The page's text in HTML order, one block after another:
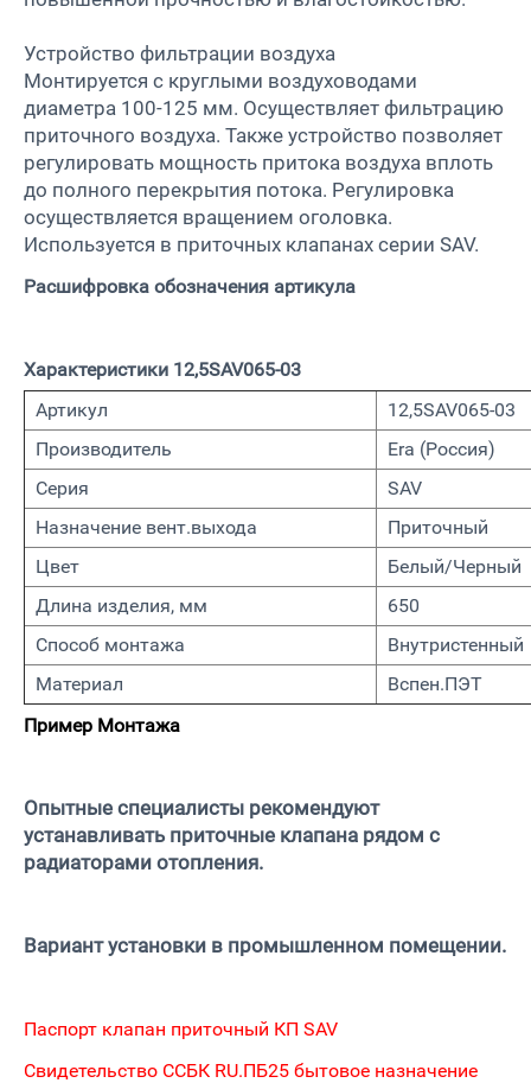
Устройство фильтрации воздуха
Монтируется с круглыми воздуховодами
диаметра 100-125 мм. Осуществляет фильтрацию
приточного воздуха. Также устройство позволяет
регулировать мощность притока воздуха вплоть
до полного перекрытия потока. Регулировка
осуществляется вращением оголовка.
Используется в приточных клапанах серии SAV.
Расшифровка обозначения артикула
Характеристики 12,5SAV065-03
Артикул
12,5SAV065-03
Производитель
Era (Россия)
Серия
SAV
Назначение вент.выхода
Приточный
Цвет
Белый/Черный
Длина изделия, мм
650
Способ монтажа
Внутристенный
Материал
Вспен.ПЭТ
Пример Монтажа
Опытные специалисты рекомендуют
устанавливать приточные клапана рядом с
радиаторами отопления.
Вариант установки в промышленном помещении.
Паспорт клапан приточный КП SAV
Свидетельство ССБК RU.ПБ25 бытовое назначение